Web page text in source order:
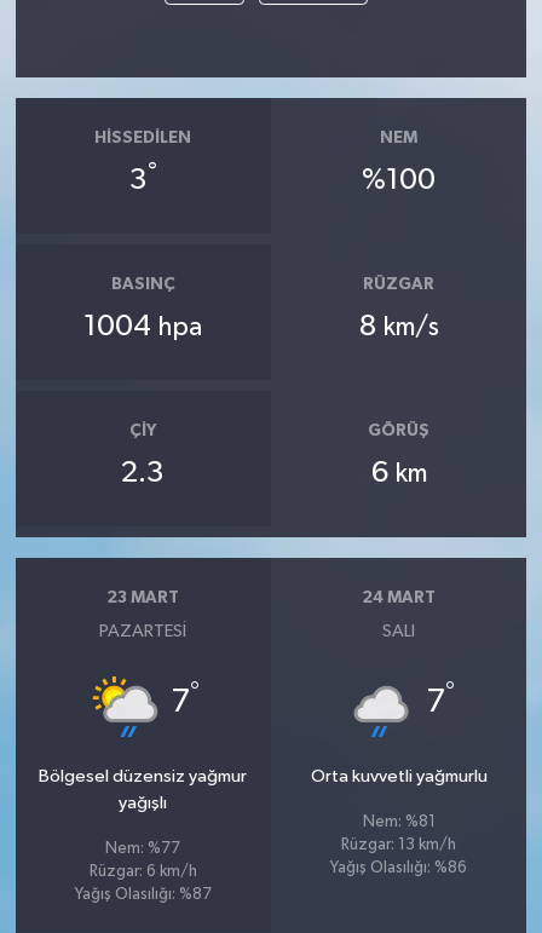
HISSEDILEN
3°
NEM
%100
BASINÇ
1004 hpa
RÜZGAR
8 km/s
ÇIY
2.3
GÖRÜŞ
6 km
23 MART
PAZARTESI
7°
Bölgesel düzensiz yağmur
yağışlı
Nem: %77
Rüzgar: 6 km/h
Yağış Olasılığı: %87
24 MART
SALI
7°
Orta kuvvetli yağmurlu
Nem: %81
Rüzgar: 13 km/h
Yağış Olasılığı: %86